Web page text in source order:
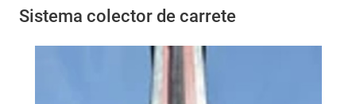
Sistema colector de carrete